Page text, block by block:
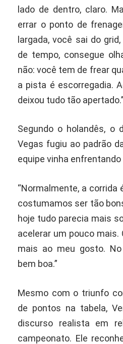
lado de dentro, claro.
errar o ponto de
largada, você sai do
de tempo, consegue
não: você tem de frear
a pista é escorregadia.
deixou tudo tão apertado.”
Segundo o holandês, o
Vegas fugiu ao padrão
equipe vinha
“Normalmente, a corrida
costumamos ser tão
hoje tudo parecia mais
acelerar um pouco
mais ao meu gosto.
bem boa.”
Mesmo com o triunfo
de pontos na tabela,
discurso realista em
campeonato. Ele